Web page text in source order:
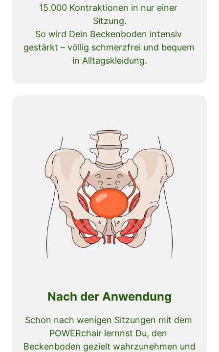
15.000 Kontraktionen in nur einer
Sitzung.
So wird Dein Beckenboden intensiv
gestärkt – völlig schmerzfrei und bequem
in Alltagskleidung.
Nach der Anwendung
Schon nach wenigen Sitzungen mit dem
POWERchair lernnst Du, den
Beckenboden gezielt wahrzunehmen und